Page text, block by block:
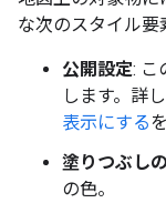
な次のスタイル要
公開設定: こ
します。詳し
表示にする
塗りつぶし
の色。